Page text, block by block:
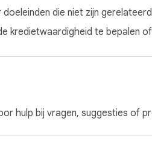
die niet zijn
kredietwaardigheid te bepalen
hulp bij vragen, suggesties of